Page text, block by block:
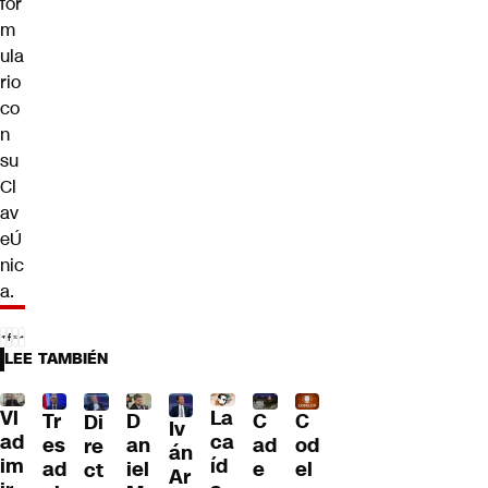
m
ula
rio
co
n
su
Cl
av
eÚ
nic
a.
LEE TAMBIÉN
Vl
ad
im
Tr
es
ad
Di
re
ct
D
an
iel
Iv
án
Ar
La
ca
íd
C
ad
e
C
od
el